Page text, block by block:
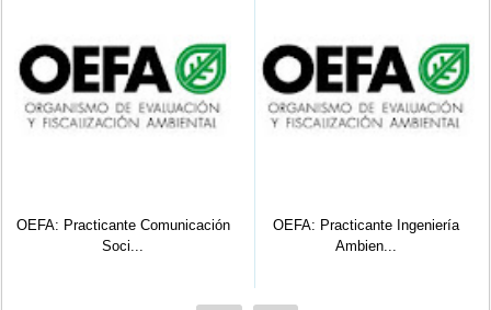
OEFA: Practicante Comunicación
Soci...
OEFA: Practicante Ingeniería
Ambien...